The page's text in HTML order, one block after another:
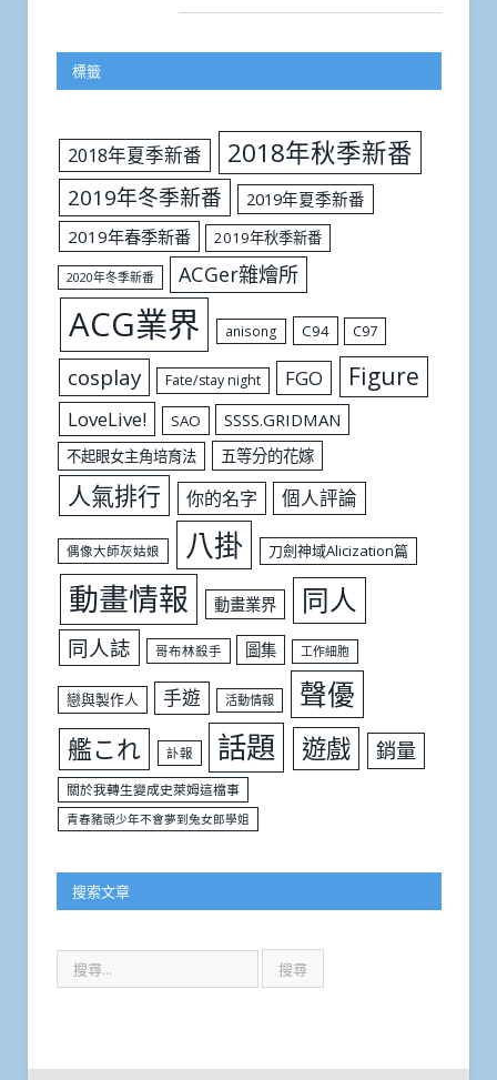
標籤
2018年夏季新番 2018年秋季新番
2019年冬季新番
2019年夏季新番
2019年春季新番
2019年秋季新番
2020年冬季新番 ACGer雜燴所
ACG業界 anisong C94 C97
cosplay Fate/stay night FGO Figure
LoveLive! SAO SSSS.GRIDMAN
不起眼女主角培育法 五等分的花嫁
人氣排行 你的名字 個人評論
偶像大師灰姑娘 八掛 刀劍神域Alicization篇
動畫情報 動畫業界 同人
同人誌 哥布林殺手 圖集 工作細胞
戀與製作人 手遊 活動情報 聲優
艦これ 訃報 話題 遊戲 銷量
關於我轉生變成史萊姆這檔事
青春豬頭少年不會夢到兔女郎學姐
搜索文章